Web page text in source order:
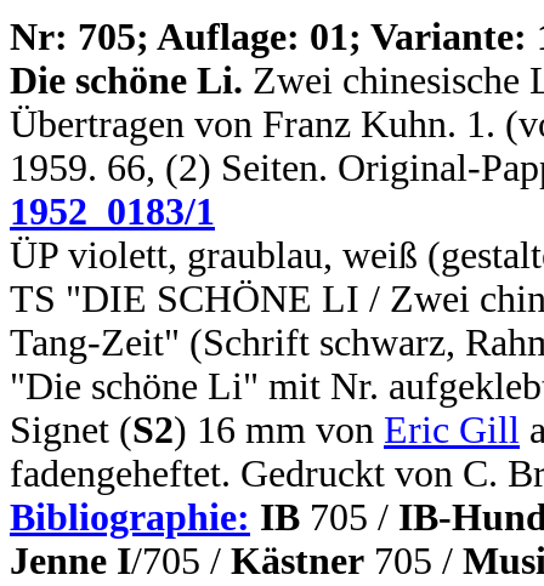
Nr: 705; Auflage: 01; Variante:
Die schöne Li. Zwei chinesische
Übertragen von Franz Kuhn. 1.
1959. 66, (2) Seiten. Original-
1952_0183/1
ÜP violett, graublau, weiß
TS "DIE SCHÖNE LI / Zwei
Tang-Zeit" (Schrift schwarz,
"Die schöne Li" mit Nr.
Signet (S2) 16 mm von Eric Gill
fadengeheftet. Gedruckt von C.
Bibliographie: IB 705 / IB-
Jenne I/705 / Kästner 705 /